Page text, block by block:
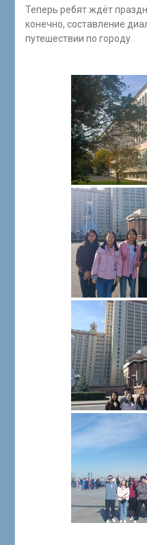
Теперь ребят ждёт
конечно, составление
путешествии по городу.